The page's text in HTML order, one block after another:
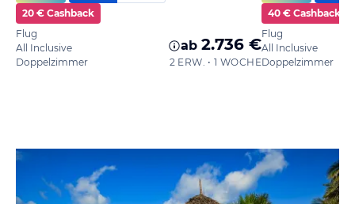
20 € Cashback
Flug
All Inclusive
Doppelzimmer
ab 2.736 €
2 ERW. • 1 WOCHE
40 € Cashback
Flug
All Inclusive
Doppelzimmer